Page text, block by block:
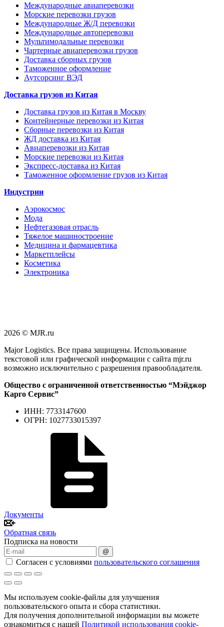
Международные авиаперевозки
Морские перевозки грузов
Международные Ж/Д перевозки
Международные автоперевозки
Мультимодальные перевозки
Чартерные авиаперевозки грузов
Доставка сборных грузов
Таможенное оформление
Аутсорсинг ВЭД
Доставка грузов из Китая
Доставка грузов из Китая в Москву
Контейнерные перевозки из Китая
Сборные перевозки из Китая
ЖД доставка из Китая
Авиаперевозки из Китая
Морские перевозки из Китая
Экспресс-доставка из Китая
Таможенное оформление грузов из Китая
Индустрии
Аэрокосмос
Мода
Нефтегазовая отрасль
Тяжелое машиностроение
Медицина и фармацевтика
Маркетплейсы
Косметика
Электроника
2026 © MJR.ru
Major Logistics. Все права защищены. Использование
текстовой или графической информации с сайта mjr.ru
возможно исключительно с разрешения правообладателя.
Общество с ограниченной ответственностью “Мэйджор
Карго Сервис”
ИНН: 7733147600
ОГРН: 1027733015397
Документы
Обратная связь
Подписка на новости
@
Согласен с условиями пользовательского соглашения
Мы используем cookie-файлы для улучшения
пользовательского опыта и сбора статистики.
Для получения дополнительной информации вы можете
ознакомиться с нашей Политикой использования cookie-